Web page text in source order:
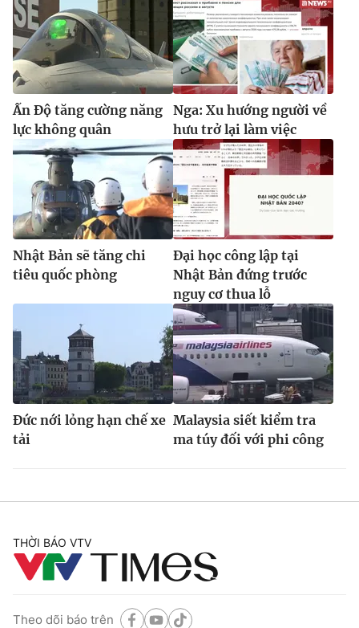
Ðiện thoại Thời báo VTV:
024.66 897 897
Email:toasoan@vtv.vn
Liên hệ quảng cáo:024-7300.7108
® Cấm sao chép dưới mọi hình thức nếu không có sự chấp
thuận bằng văn bản. Ghi rõ nguồn VTV.vn khi phát hành lại
Ấn Độ tăng cường năng
lực không quân
Nga: Xu hướng người về
hưu trở lại làm việc
Nhật Bản sẽ tăng chi
tiêu quốc phòng
Đại học công lập tại
Nhật Bản đứng trước
nguy cơ thua lỗ
Đức nới lỏng hạn chế xe
tải
Malaysia siết kiểm tra
ma túy đối với phi công
THỜI BÁO VTV
Theo dõi báo trên